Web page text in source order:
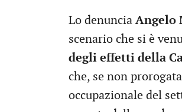
Lo denuncia Angelo
scenario che si è
degli effetti della
che, se non
occupazionale del